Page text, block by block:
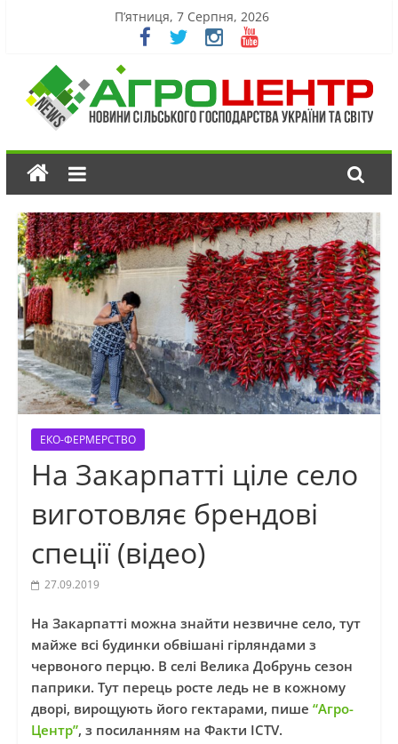
П’ятниця, 7 Серпня, 2026
ЕКО-ФЕРМЕРСТВО
На Закарпатті ціле село
виготовляє брендові
спеції (відео)
27.09.2019
На Закарпатті можна знайти незвичне село, тут
майже всі будинки обвішані гірляндами з
червоного перцю. В селі Велика Добрунь сезон
паприки. Тут перець росте ледь не в кожному
дворі, вирощують його гектарами, пише “Агро-
Центр”, з посиланням на Факти ICTV.